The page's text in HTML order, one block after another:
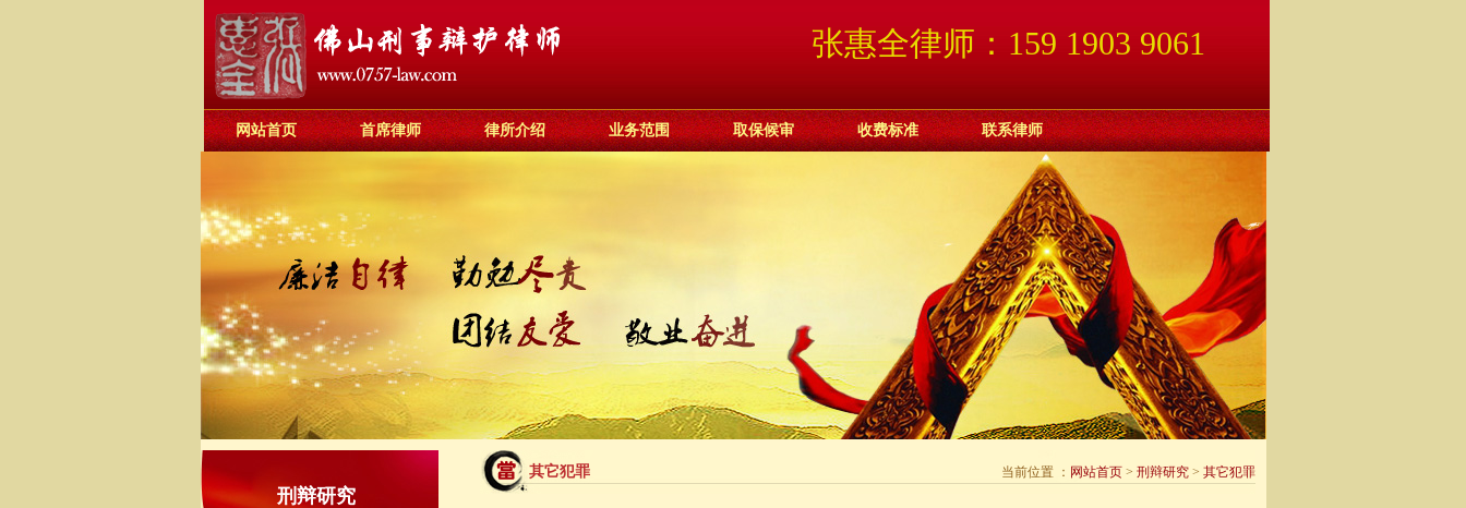
张惠全律师：159 1903 9061
网站首页 首席律师 律所介绍 业务范围 取保候审 收费标准 联系律师
刑辩研究
其它犯罪 当前位置 ： 网站首页> 刑辩研究> 其它犯罪